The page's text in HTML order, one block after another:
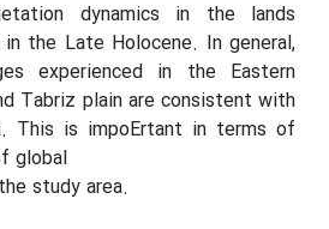
dynamics in the lands
the Late Holocene. In general,
experienced in the Eastern
Tabriz plain are consistent with
This is impoErtant in terms of
global
study area.